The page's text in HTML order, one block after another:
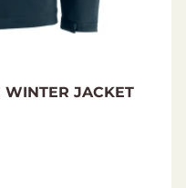
WINTER JACKET